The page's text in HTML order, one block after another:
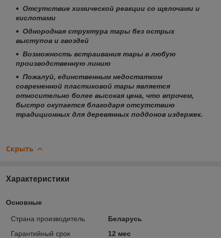
Отсутствие химической реакции со щелочами и
кислотами
Однородная структура тары без острых
выступов и гвоздей
Возможность встраивания тары в любую
производственную линию
Пожалуй, единственным недостатком
современной пластиковой тары является
относительно более высокая цена, что впрочем,
быстро окупается благодаря отсутствию
традиционных для деревянных поддонов издержек.
Скрыть
Характеристики
Основные
Страна производитель
Беларусь
Гарантийный срок
12 мес